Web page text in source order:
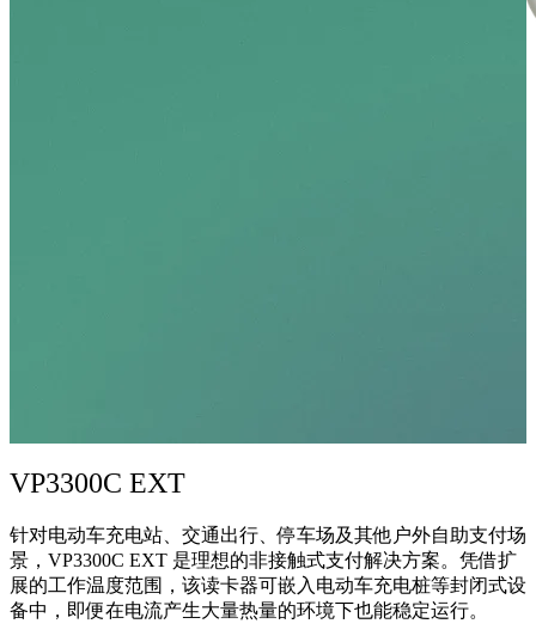
VP3300C EXT
针对电动车充电站、交通出行、停车场及其他户外自助支付场
景，VP3300C EXT 是理想的非接触式支付解决方案。凭借扩
展的工作温度范围，该读卡器可嵌入电动车充电桩等封闭式设
备中，即便在电流产生大量热量的环境下也能稳定运行。